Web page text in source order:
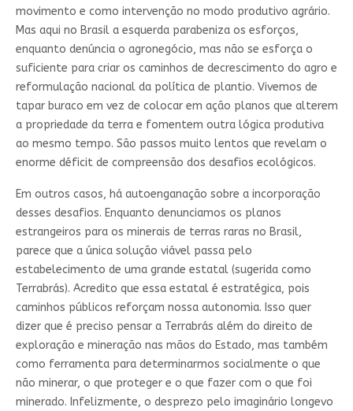
movimento e como intervenção no modo produtivo agrário.
Mas aqui no Brasil a esquerda parabeniza os esforços,
enquanto denúncia o agronegócio, mas não se esforça o
suficiente para criar os caminhos de decrescimento do agro e
reformulação nacional da política de plantio. Vivemos de
tapar buraco em vez de colocar em ação planos que alterem
a propriedade da terra e fomentem outra lógica produtiva
ao mesmo tempo. São passos muito lentos que revelam o
enorme déficit de compreensão dos desafios ecológicos.
Em outros casos, há autoenganação sobre a incorporação
desses desafios. Enquanto denunciamos os planos
estrangeiros para os minerais de terras raras no Brasil,
parece que a única solução viável passa pelo
estabelecimento de uma grande estatal (sugerida como
Terrabrás). Acredito que essa estatal é estratégica, pois
caminhos públicos reforçam nossa autonomia. Isso quer
dizer que é preciso pensar a Terrabrás além do direito de
exploração e mineração nas mãos do Estado, mas também
como ferramenta para determinarmos socialmente o que
não minerar, o que proteger e o que fazer com o que foi
minerado. Infelizmente, o desprezo pelo imaginário longevo